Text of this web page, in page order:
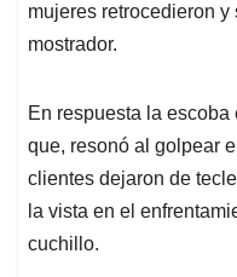
mujeres retrocedieron y
mostrador.
En respuesta la
que, resonó al golpear
clientes dejaron de
la vista en el
cuchillo.